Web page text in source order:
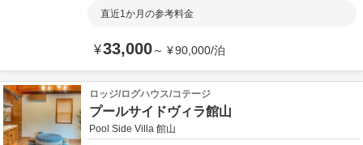
直近1か月の参考料金
¥33,000～ ¥90,000/泊
ロッジ/ログハウス/コテージ
プールサイドヴィラ館山
Pool Side Villa 館山